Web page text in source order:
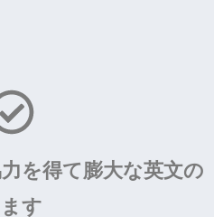
を得て膨大な英文の
す